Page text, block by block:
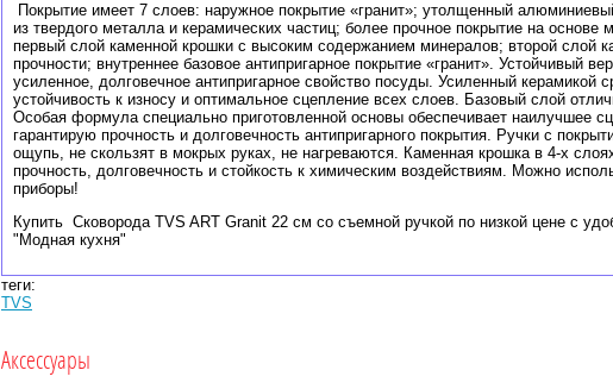
Покрытие имеет 7 слоев: наружное покрытие «гранит»; утолщенный
из твердого металла и керамических частиц; более прочное покрытие на основе
первый слой каменной крошки с высоким содержанием минералов; второй слой
прочности; внутреннее базовое антипригарное покрытие «гранит». Устойчивый
усиленное, долговечное антипригарное свойство посуды. Усиленный керамикой
устойчивость к износу и оптимальное сцепление всех слоев. Базовый слой
Особая формула специально приготовленной основы обеспечивает наилучшее
гарантирую прочность и долговечность антипригарного покрытия. Ручки с
ощупь, не скользят в мокрых руках, не нагреваются. Каменная крошка в 4-х
прочность, долговечность и стойкость к химическим воздействиям. Можно
приборы!
Купить Сковорода TVS ART Granit 22 см со съемной ручкой по низкой цене с
"Модная кухня"
теги:
TVS
Аксессуары